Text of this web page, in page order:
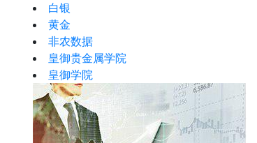
白银
黄金
非农数据
皇御贵金属学院
皇御学院